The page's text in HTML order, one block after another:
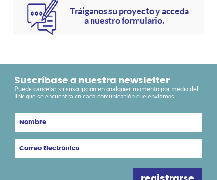
Tráiganos su proyecto y acceda
a nuestro formulario.
Suscríbase a nuestra newsletter
Puede cancelar su suscripción en cualquier momento por medio del
link que se encuentra en cada comunicación que enviamos.